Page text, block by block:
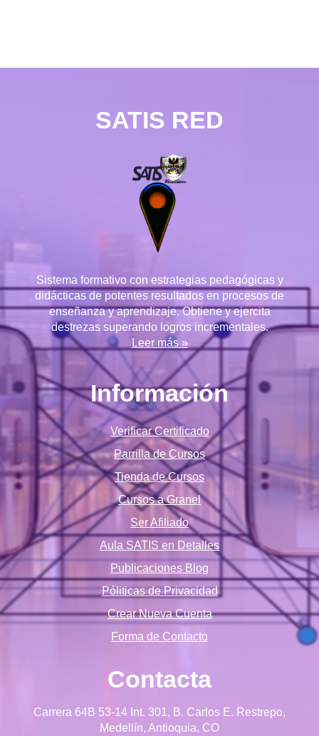
SATIS RED
Sistema formativo con estrategias pedagógicas y
didácticas de potentes resultados en procesos de
enseñanza y aprendizaje. Obtiene y ejercita
destrezas superando logros incrementales.
Leer más »
Información
Verificar Certificado
Parrilla de Cursos
Tienda de Cursos
Cursos a Granel
Ser Afiliado
Aula SATIS en Detalles
Publicaciones Blog
Póliticas de Privacidad
Crear Nueva Cuenta
Forma de Contacto
Contacta
Carrera 64B 53-14 Int. 301, B. Carlos E. Restrepo,
Medellín, Antioquia, CO